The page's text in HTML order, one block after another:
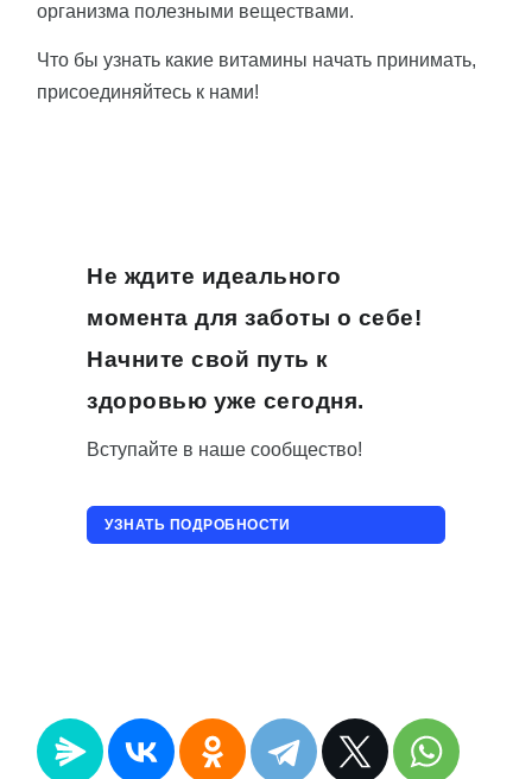
организма полезными веществами.
Что бы узнать какие витамины начать принимать,
присоединяйтесь к нами!
Не ждите идеального
момента для заботы о себе!
Начните свой путь к
здоровью уже сегодня.
Вступайте в наше сообщество!
УЗНАТЬ ПОДРОБНОСТИ